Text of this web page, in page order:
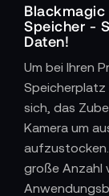
Blackmagic
Speicher -
Daten!
Um bei Ihren
Speicherplatz
sich, das
Kamera um
aufzustocken.
große Anzahl